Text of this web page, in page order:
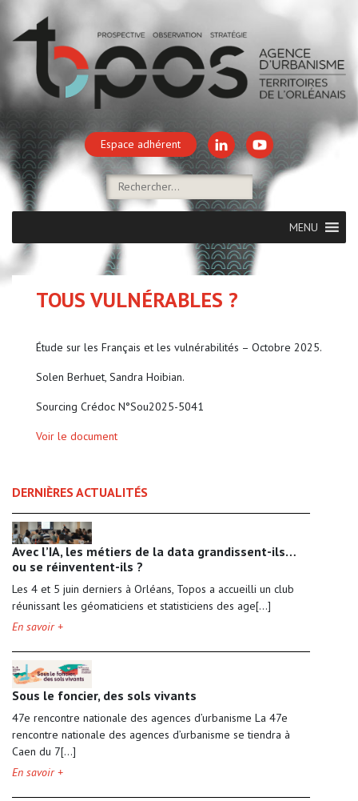
Espace adhérent
MENU
TOUS VULNÉRABLES ?
Étude sur les Français et les vulnérabilités – Octobre 2025.
Solen Berhuet, Sandra Hoibian.
Sourcing Crédoc N°Sou2025-5041
Voir le document
DERNIÈRES ACTUALITÉS
Avec l’IA, les métiers de la data grandissent-ils…
ou se réinventent-ils ?
Les 4 et 5 juin derniers à Orléans, Topos a accueilli un club
réunissant les géomaticiens et statisticiens des age[...]
En savoir +
Sous le foncier, des sols vivants
47e rencontre nationale des agences d’urbanisme La 47e
rencontre nationale des agences d’urbanisme se tiendra à
Caen du 7[...]
En savoir +